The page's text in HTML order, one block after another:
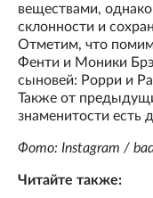
веществами,
склонности и
Отметим, что
Фенти и Моники
сыновей: Рорри и
Также от
знаменитости есть
Фото: Instagram /
Читайте также: